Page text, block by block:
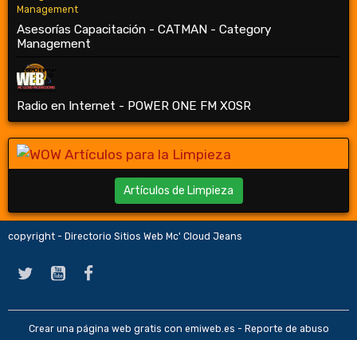
Asesorías Capacitación - CATMAN - Category
Management
Radio en Internet - POWER ONE FM XOSR
Artículos de Limpieza
copyright - Directorio Sitios Web Mc' Cloud Jeans
Crear una página web gratis con emiweb.es - Reporte de abuso